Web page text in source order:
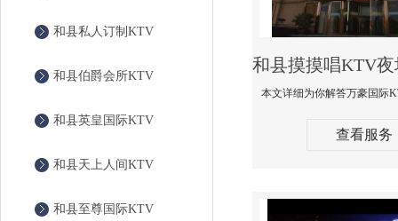
和县私人订制KTV
和县伯爵会所KTV
和县英皇国际KTV
和县天上人间KTV
和县至尊国际KTV
查看服务